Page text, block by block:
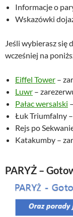
Informacje o
Wskazówki
Jeśli wybierasz
wcześniej na
Eiffel Tower –
Luwr –
Pałac wersalski
Łuk Triumfalny
Rejs po
Katakumby –
PARYŻ –